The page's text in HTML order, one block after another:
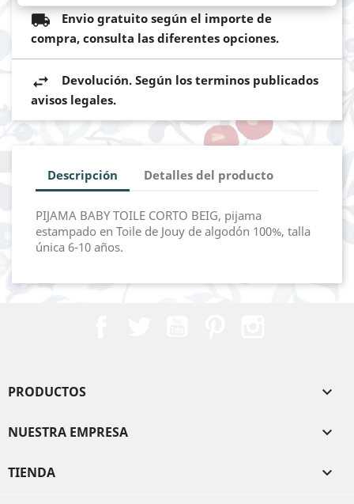
Envio gratuito según el importe de
compra, consulta las diferentes opciones.
Devolución. Según los terminos publicados
avisos legales.
Descripción Detalles del producto
PIJAMA BABY TOILE CORTO BEIG, pijama
estampado en Toile de Jouy de algodón 100%, talla
única 6-10 años.
PRODUCTOS 
NUESTRA EMPRESA 
TIENDA 